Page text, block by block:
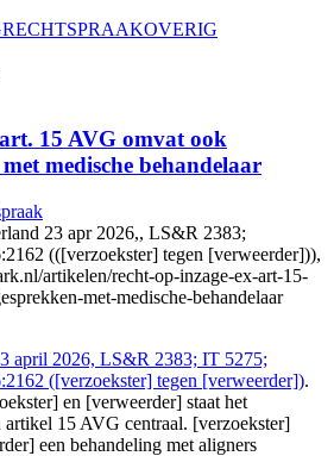
RECHTSPRAAKOVERIG
15 AVG omvat ook
medische behandelaar
23 apr 2026,, LS&R 2383;
(([verzoekster] tegen [verweerder])),
artikelen/recht-op-inzage-ex-art-15-
met-medische-behandelaar
april 2026, LS&R 2383; IT 5275;
([verzoekster] tegen [verweerder]).
en [verweerder] staat het
artikel 15 AVG centraal. [verzoekster]
een behandeling met aligners